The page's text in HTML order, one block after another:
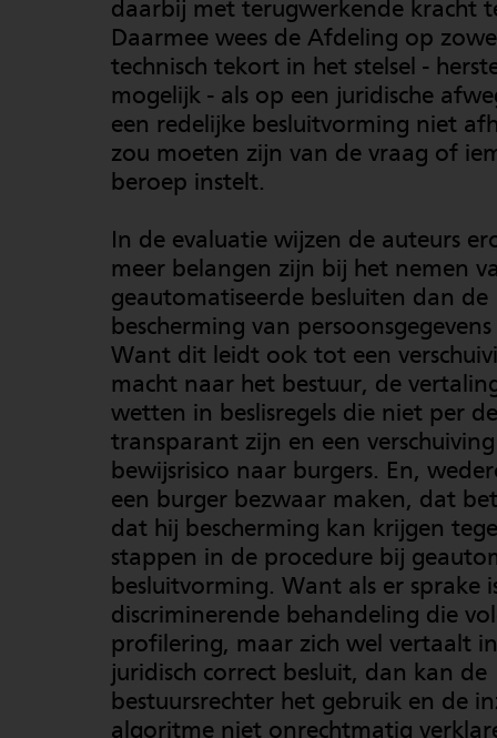
daarbij met terugwerkende kracht
Daarmee wees de Afdeling op
technisch tekort in het stelsel -
mogelijk - als op een juridische
een redelijke besluitvorming niet
zou moeten zijn van de vraag of
beroep instelt.
In de evaluatie wijzen de auteurs
meer belangen zijn bij het nemen
geautomatiseerde besluiten dan de
bescherming van
Want dit leidt ook tot een
macht naar het bestuur, de
wetten in beslisregels die niet per
transparant zijn en een
bewijsrisico naar burgers. En,
een burger bezwaar maken, dat
dat hij bescherming kan krijgen
stappen in de procedure bij
besluitvorming. Want als er sprake
discriminerende behandeling die
profilering, maar zich wel vertaalt
juridisch correct besluit, dan kan de
bestuursrechter het gebruik en de
algoritme niet onrechtmatig